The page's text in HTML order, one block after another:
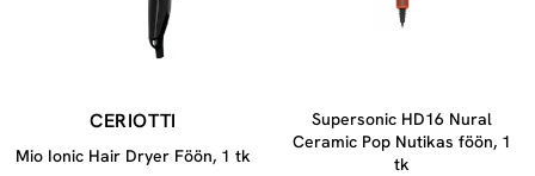
CERIOTTI
Mio Ionic Hair Dryer Föön, 1 tk
Supersonic HD16 Nural
Ceramic Pop Nutikas föön, 1
tk